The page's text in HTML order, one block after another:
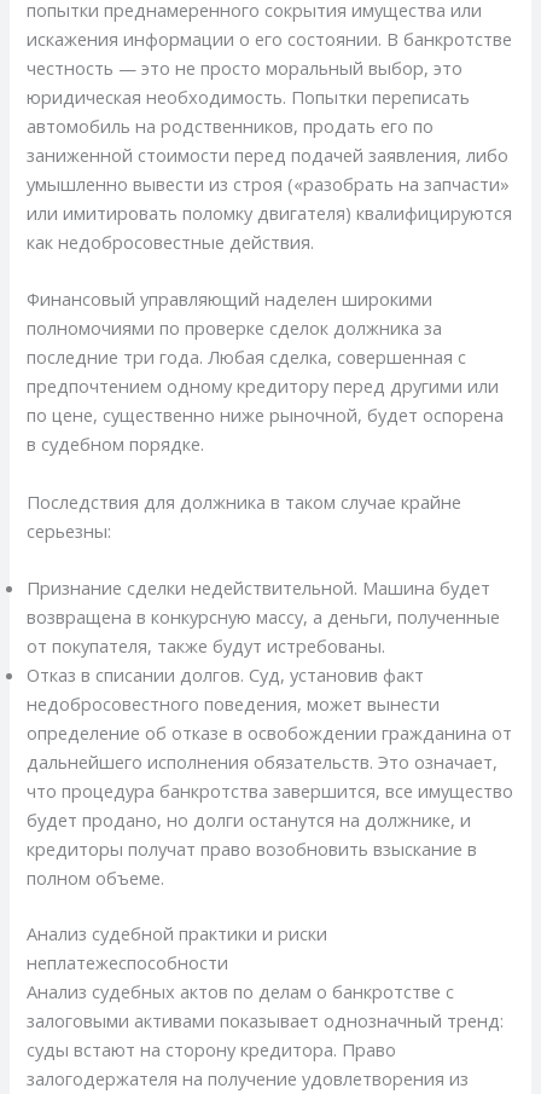
попытки преднамеренного сокрытия имущества или
искажения информации о его состоянии. В банкротстве
честность — это не просто моральный выбор, это
юридическая необходимость. Попытки переписать
автомобиль на родственников, продать его по
заниженной стоимости перед подачей заявления, либо
умышленно вывести из строя («разобрать на запчасти»
или имитировать поломку двигателя) квалифицируются
как недобросовестные действия.
Финансовый управляющий наделен широкими
полномочиями по проверке сделок должника за
последние три года. Любая сделка, совершенная с
предпочтением одному кредитору перед другими или
по цене, существенно ниже рыночной, будет оспорена
в судебном порядке.
Последствия для должника в таком случае крайне
серьезны:
Признание сделки недействительной. Машина будет
возвращена в конкурсную массу, а деньги, полученные
от покупателя, также будут истребованы.
Отказ в списании долгов. Суд, установив факт
недобросовестного поведения, может вынести
определение об отказе в освобождении гражданина от
дальнейшего исполнения обязательств. Это означает,
что процедура банкротства завершится, все имущество
будет продано, но долги останутся на должнике, и
кредиторы получат право возобновить взыскание в
полном объеме.
Анализ судебной практики и риски
неплатежеспособности
Анализ судебных актов по делам о банкротстве с
залоговыми активами показывает однозначный тренд:
суды встают на сторону кредитора. Право
залогодержателя на получение удовлетворения из